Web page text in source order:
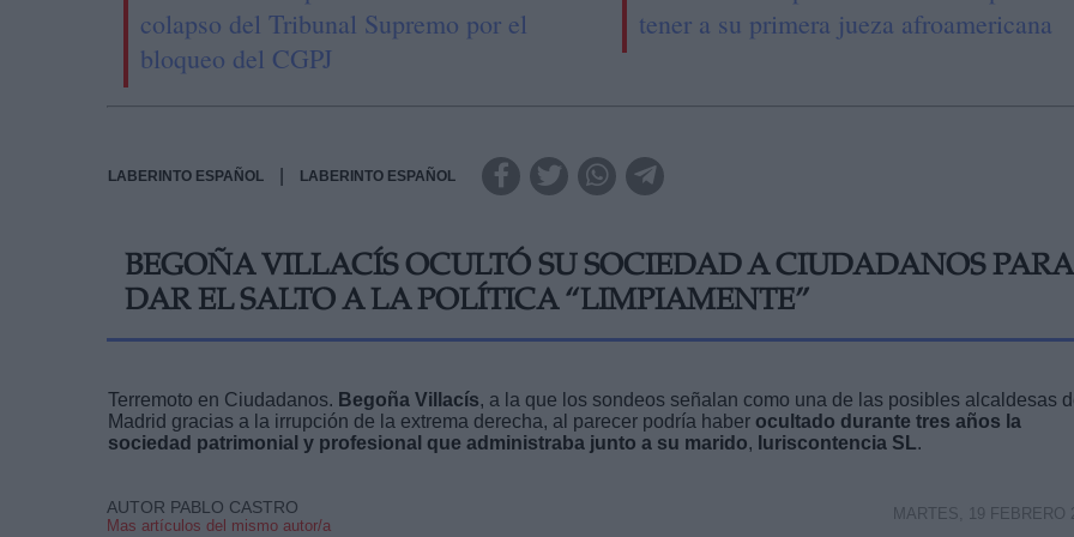
colapso del Tribunal Supremo por el
bloqueo del CGPJ
tener a su primera jueza afroamericana
LABERINTO ESPAÑOL LABERINTO ESPAÑOL
BEGOÑA VILLACÍS OCULTÓ SU SOCIEDAD A CIUDADANOS PARA
DAR EL SALTO A LA POLÍTICA “LIMPIAMENTE”
Terremoto en Ciudadanos. Begoña Villacís, a la que los sondeos señalan como una de las posibles alcaldesas
Madrid gracias a la irrupción de la extrema derecha, al parecer podría haber ocultado durante tres años la
sociedad patrimonial y profesional que administraba junto a su marido, Iuriscontencia SL.
AUTOR PABLO CASTRO
Mas artículos del mismo autor/a
MARTES, 19 FEBRERO